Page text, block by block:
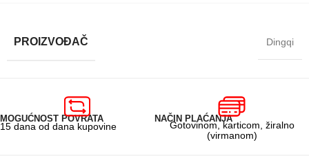
PROIZVOĐAČ Dingqi
MOGUĆNOST POVRATA
15 dana od dana kupovine
NAČIN PLAĆANJA
Gotovinom, karticom, žiralno
(virmanom)